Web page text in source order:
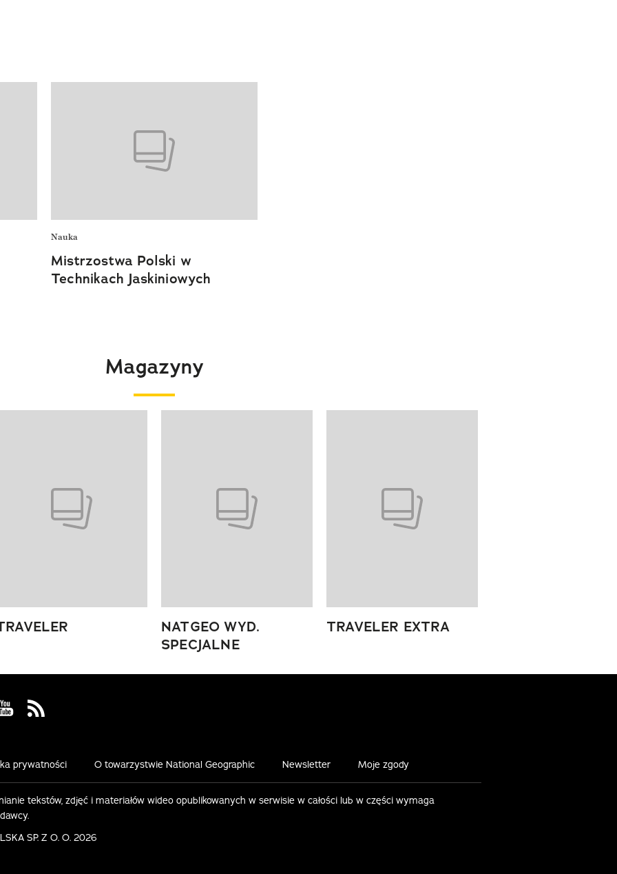
Nauka
Mistrzostwa Polski w
Technikach Jaskiniowych
Magazyny
NATGEO WYD.
SPECJALNE
TRAVELER EXTRA
on Instagram
us on Youtube
Visit us on Rss
prywatności O towarzystwie National Geographic Newsletter Moje zgody
tekstów, zdjęć i materiałów wideo opublikowanych w serwisie w całości lub w części wymaga
SP. Z O. O. 2026